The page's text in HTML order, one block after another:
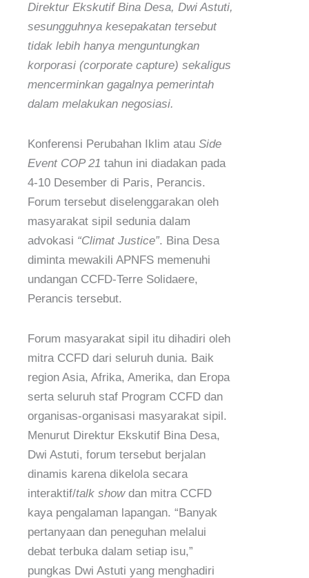
Direktur Ekskutif Bina Desa, Dwi Astuti,
sesungguhnya kesepakatan tersebut
tidak lebih hanya menguntungkan
korporasi (corporate capture) sekaligus
mencerminkan gagalnya pemerintah
dalam melakukan negosiasi.
Konferensi Perubahan Iklim atau Side
Event COP 21 tahun ini diadakan pada
4-10 Desember di Paris, Perancis.
Forum tersebut diselenggarakan oleh
masyarakat sipil sedunia dalam
advokasi “Climat Justice”. Bina Desa
diminta mewakili APNFS memenuhi
undangan CCFD-Terre Solidaere,
Perancis tersebut.
Forum masyarakat sipil itu dihadiri oleh
mitra CCFD dari seluruh dunia. Baik
region Asia, Afrika, Amerika, dan Eropa
serta seluruh staf Program CCFD dan
organisas-organisasi masyarakat sipil.
Menurut Direktur Ekskutif Bina Desa,
Dwi Astuti, forum tersebut berjalan
dinamis karena dikelola secara
interaktif/talk showdan mitra CCFD
kaya pengalaman lapangan. “Banyak
pertanyaan dan peneguhan melalui
debat terbuka dalam setiap isu,”
pungkas Dwi Astuti yang menghadiri